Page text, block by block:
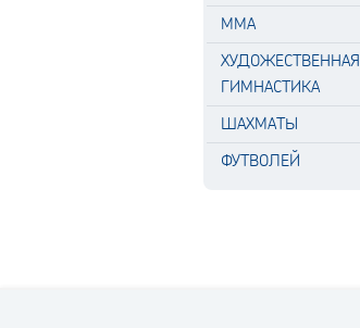
MMA
ХУДОЖЕСТВЕННАЯ
ГИМНАСТИКА
ШАХМАТЫ
ФУТВОЛЕЙ